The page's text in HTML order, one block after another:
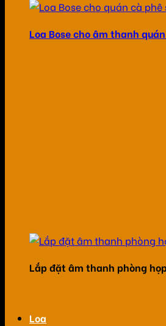
Loa Bose cho âm thanh
Lắp đặt âm thanh phòng
Loa